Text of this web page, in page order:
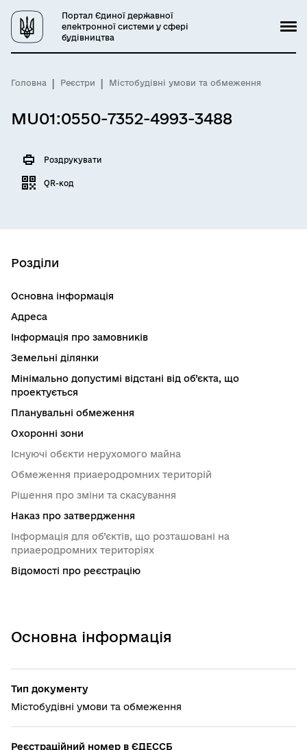
Портал Єдиної державної
електронної системи у сфері
будівництва
Головна Реєстри Містобудівні умови та обмеження
MU01:0550-7352-4993-3488
Роздрукувати
QR-код
Основна інформація
Тип документу
Містобудівні умови та обмеження
Реєстраційний номер в ЄДЕССБ
Розділи
Основна інформація
Адреса
Інформація про замовників
Земельні ділянки
Мінімально допустимі відстані від об’єкта, що
проектується
Планувальні обмеження
Охоронні зони
Існуючі обєкти нерухомого майна
Обмеження приаеродромних територій
Рішення про зміни та скасування
Наказ про затвердження
Інформація для об’єктів, що розташовані на
приаеродромних територіях
Відомості про реєстрацію